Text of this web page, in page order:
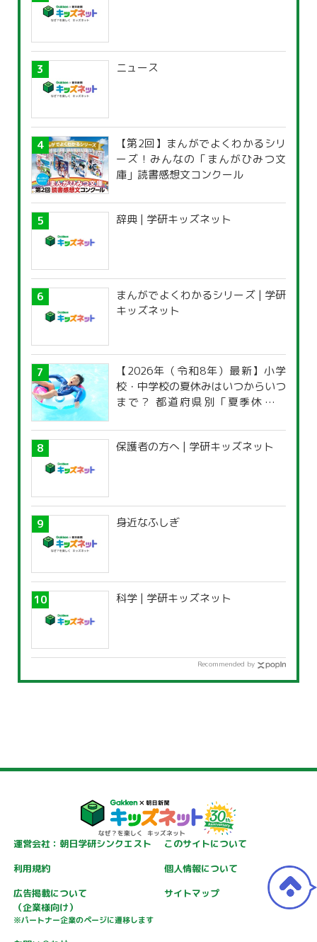
ニュース
【第2回】まんがでよくわかるシリ
ーズ！みんなの「まんがひみつ文
庫」読書感想文コンクール
辞典 | 学研キッズネット
まんがでよくわかるシリーズ | 学研
キッズネット
【2026年（令和8年）最新】小学
校・中学校の夏休みはいつからいつ
まで？ 都道府県別「夏季休暇一
保護者の方へ | 学研キッズネット
身近なふしぎ
科学 | 学研キッズネット
Recommended by
運営会社：朝日学研シンクエスト
このサイトについて
利用規約
個人情報について
広告掲載について
（企業様向け）
※パートナー企業のページに遷移します
サイトマップ